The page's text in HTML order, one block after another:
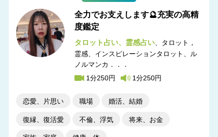
全力でお支えします🔮充実の高精
度鑑定
タロット占い 霊感占い
タロット，
霊感
インスピレーションタロット、ル
ノルマンカ．．．
1分250円
1分250円
恋愛、片思い 職場 婚活、結婚
復縁、復活愛 不倫、浮気 将来、お金